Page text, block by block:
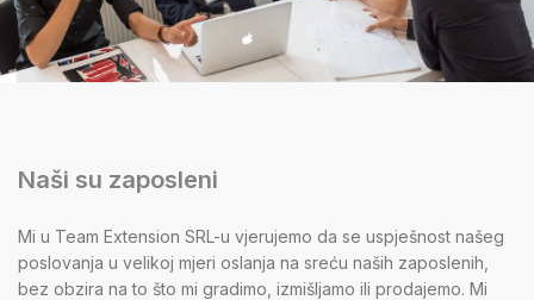
Naši su zaposleni
Mi u Team Extension SRL-u vjerujemo da se uspješnost našeg
poslovanja u velikoj mjeri oslanja na sreću naših zaposlenih,
bez obzira na to što mi gradimo, izmišljamo ili prodajemo. Mi